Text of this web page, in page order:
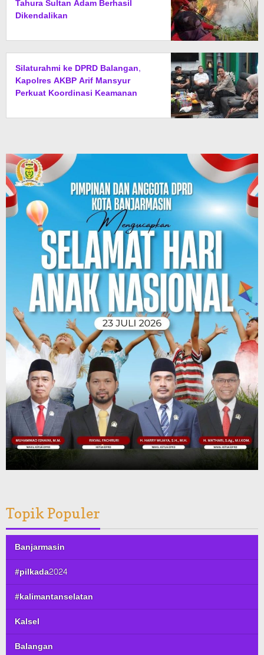
Tahura Sultan Adam Berhasil
Dikendalikan
Silaturahmi ke DPRD Balangan,
Kapolres AKBP Arif Mansyur
Perkuat Koordinasi Keamanan
Topik Populer
Banjarmasin
#pilkada2024
#kalimantanselatan
Kalsel
Balangan